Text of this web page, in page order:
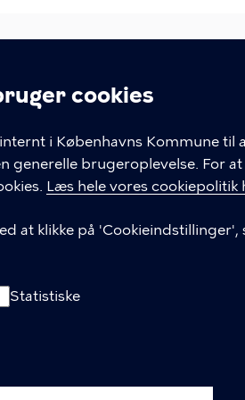
cookies
i Københavns Kommune til
generelle brugeroplevelse. For
Læs hele vores cookiepolitik
at klikke på
Statistiske